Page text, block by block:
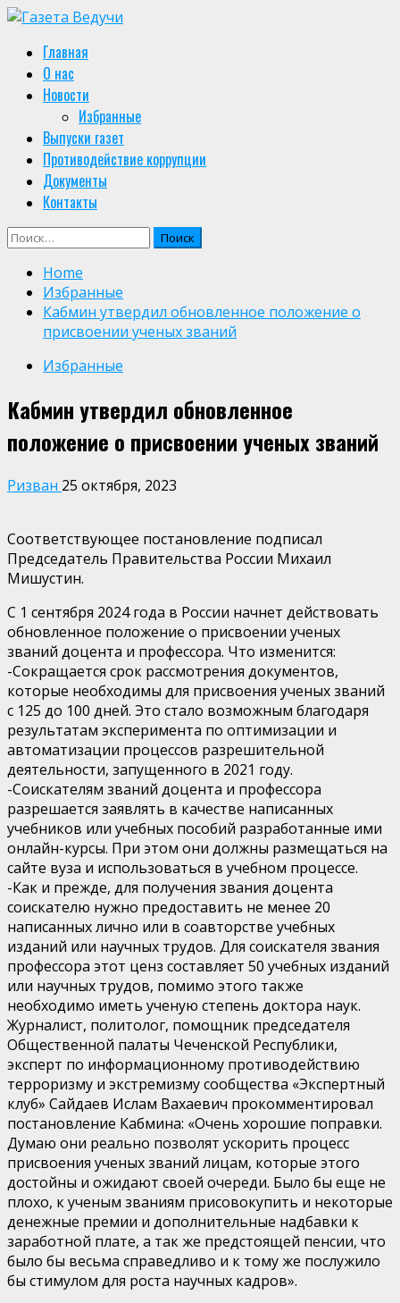
Skip
content
Primary
Menu
Главная
О нас
Новости
Избранные
Выпуски газет
Противодействие коррупции
Документы
Контакты
Найти:
Home
Избранные
Кабмин утвердил обновленное положение о
присвоении ученых званий
Избранные
Кабмин утвердил обновленное
положение о присвоении ученых званий
Ризван 25 октября, 2023
Соответствующее постановление подписал
Председатель Правительства России Михаил
Мишустин.
С 1 сентября 2024 года в России начнет действовать
обновленное положение о присвоении ученых
званий доцента и профессора. Что изменится:
-Сокращается срок рассмотрения документов,
которые необходимы для присвоения ученых званий
с 125 до 100 дней. Это стало возможным благодаря
результатам эксперимента по оптимизации и
автоматизации процессов разрешительной
деятельности, запущенного в 2021 году.
-Соискателям званий доцента и профессора
разрешается заявлять в качестве написанных
учебников или учебных пособий разработанные ими
онлайн-курсы. При этом они должны размещаться на
сайте вуза и использоваться в учебном процессе.
-Как и прежде, для получения звания доцента
соискателю нужно предоставить не менее 20
написанных лично или в соавторстве учебных
изданий или научных трудов. Для соискателя звания
профессора этот ценз составляет 50 учебных изданий
или научных трудов, помимо этого также
необходимо иметь ученую степень доктора наук.
Журналист, политолог, помощник председателя
Общественной палаты Чеченской Республики,
эксперт по информационному противодействию
терроризму и экстремизму сообщества «Экспертный
клуб» Сайдаев Ислам Вахаевич прокомментировал
постановление Кабмина: «Очень хорошие поправки.
Думаю они реально позволят ускорить процесс
присвоения ученых званий лицам, которые этого
достойны и ожидают своей очереди. Было бы еще не
плохо, к ученым званиям присовокупить и некоторые
денежные премии и дополнительные надбавки к
заработной плате, а так же предстоящей пенсии, что
было бы весьма справедливо и к тому же послужило
бы стимулом для роста научных кадров».